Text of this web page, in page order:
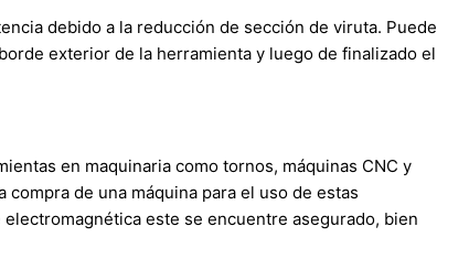
debido a la reducción de sección de viruta. Puede
exterior de la herramienta y luego de finalizado el
en maquinaria como tornos, máquinas CNC y
de una máquina para el uso de estas
este se encuentre asegurado, bien